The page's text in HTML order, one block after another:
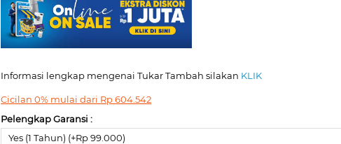
Informasi lengkap mengenai Tukar Tambah silakan KLIK
Cicilan 0% mulai dari Rp604.542
Pelengkap Garansi :
Yes (1 Tahun) (+Rp 99.000)